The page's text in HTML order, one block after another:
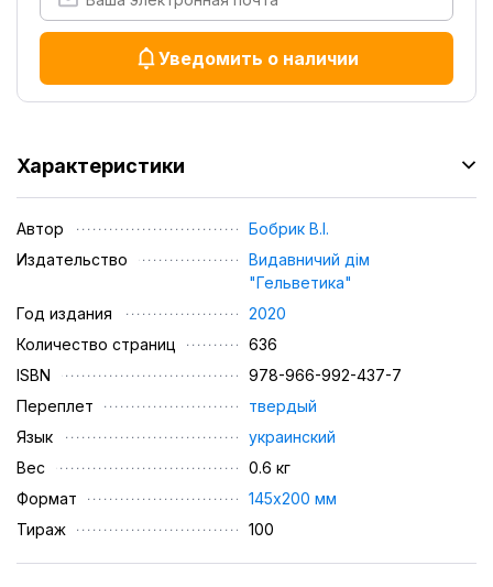
Уведомить о наличии
Характеристики
Автор
Бобрик В.І.
Издательство
Видавничий дім
"Гельветика"
Год издания
2020
Количество страниц
636
ISBN
978-966-992-437-7
Переплет
твердый
Язык
украинский
Вес
0.6 кг
Формат
145х200 мм
Тираж
100